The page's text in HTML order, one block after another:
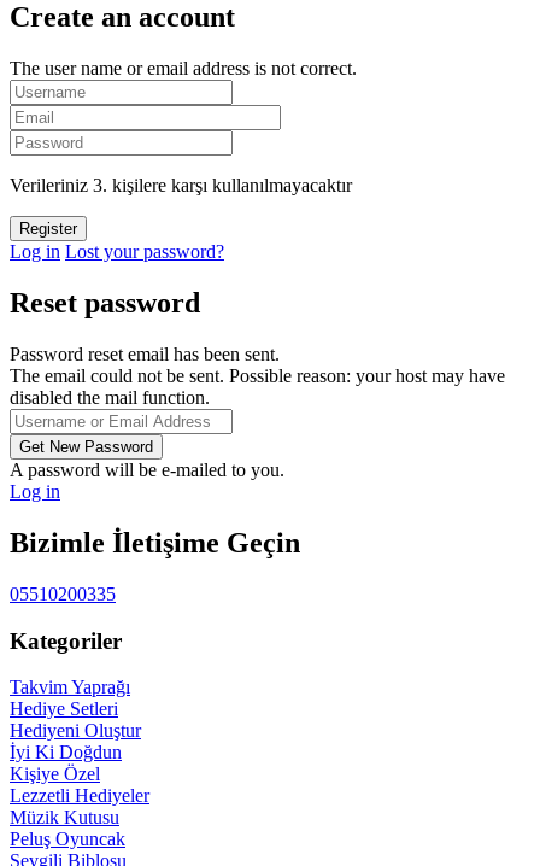
Create an account
The user name or email address is not correct.
Verileriniz 3. kişilere karşı kullanılmayacaktır
Log in Lost your password?
Reset password
Password reset email has been sent.
The email could not be sent. Possible reason: your host may have
disabled the mail function.
A password will be e-mailed to you.
Log in
Bizimle İletişime Geçin
05510200335
Kategoriler
Takvim Yaprağı
Hediye Setleri
Hediyeni Oluştur
İyi Ki Doğdun
Kişiye Özel
Lezzetli Hediyeler
Müzik Kutusu
Peluş Oyuncak
Sevgili Biblosu